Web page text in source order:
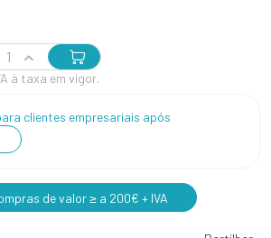
à taxa em vigor.
clientes empresariais após
de valor ≥ a 200€ + IVA